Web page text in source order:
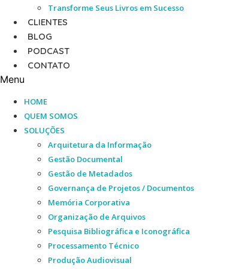
Transforme Seus Livros em Sucesso
CLIENTES
BLOG
PODCAST
CONTATO
Menu
HOME
QUEM SOMOS
SOLUÇÕES
Arquitetura da Informação
Gestão Documental
Gestão de Metadados
Governança de Projetos / Documentos
Memória Corporativa
Organização de Arquivos
Pesquisa Bibliográfica e Iconográfica
Processamento Técnico
Produção Audiovisual